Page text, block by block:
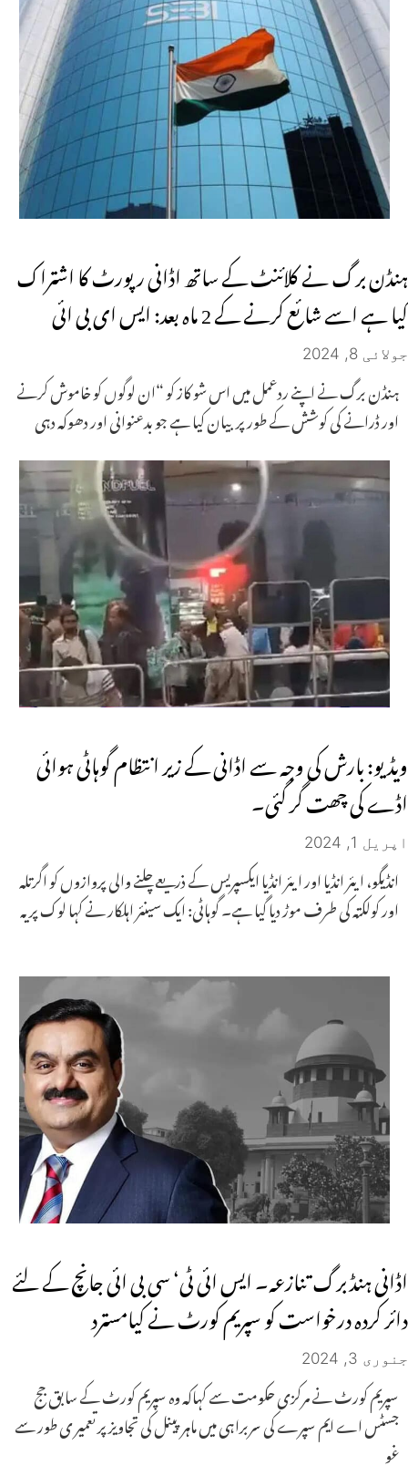
ہنڈن برگ نے کلائنٹ کے ساتھ اڈانی رپورٹ کا اشتراک
کیا ہے اسے شائع کرنے کے 2 ماہ بعد: ایس ای بی ائی
جولائی 8, 2024
ہنڈن برگ نے اپنے ردعمل میں اس شو کاز کو “ان لوگوں کو خاموش کرنے
اور ڈرانے کی کوشش کے طور پر بیان کیا ہے جو بدعنوانی اور دھوکہ دہی
ویڈیو: بارش کی وجہ سے اڈانی کے زیر انتظام گوہاٹی ہوائی
اڈے کی چھت گر گئی۔
اپریل 1, 2024
انڈیگو، ایئر انڈیا اور ایئر انڈیا ایکسپریس کے ذریعے چلنے والی پروازوں کو اگرتلہ
اور کولکتہ کی طرف موڑ دیا گیا ہے۔ گوہاٹی: ایک سینئر اہلکار نے کہا لوک پریہ
اڈانی ہنڈ برگ تنازعہ۔ ایس ائی ٹی‘ سی بی ائی جانچ کے لئے
دائر کردہ درخواست کو سپریم کورٹ نے کیامسترد
جنوری 3, 2024
سپریم کورٹ نے مرکزی حکومت سے کہاکہ وہ سپریم کورٹ کے سابق جج
جسٹس اے ایم سپرے کی سربراہی میں ماہر پینل کی تجاویز پر تعمیر ی طور سے
غو